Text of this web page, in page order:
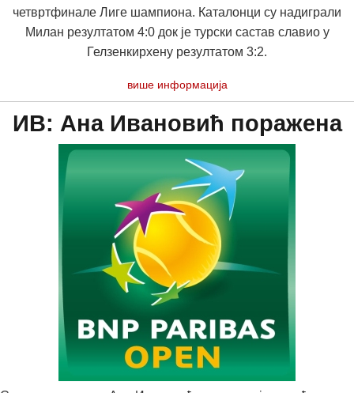
четвртфинале Лиге шампиона. Каталонци су надиграли
Милан резултатом 4:0 док је турски састав славио у
Гелзенкирхену резултатом 3:2.
више информација
ИВ: Ана Ивановић поражена